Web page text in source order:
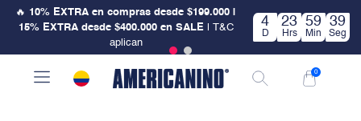
🔥 10% EXTRA en compras desde $199.000 |
15% EXTRA desde $400.000 en SALE| T&C
aplican
4
D
23
Hrs
59
Min
39
Seg
0